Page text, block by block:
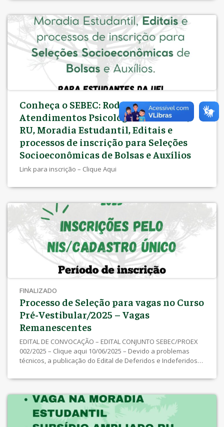
Edital de inscrições Deferidas e Indeferidas pelo NIS
Inscrições pelo NIS – 10/11/2025 a 11/12/2025 EDITAL
CONJUNTO SEBEC/PROEX Nº 003/2025 – Clique aqui Anexo I –
Lista de Documentos Anexo II – Declaração Anexo III –
Declaração de Situação Social
Conheça o SEBEC: Rodas e Grupos,
Atendimentos Psicológicos e Sociais,
RU, Moradia Estudantil, Editais e
processos de inscrição para Seleções
Socioeconômicas de Bolsas e Auxílios
Link para inscrição – Clique Aqui
FINALIZADO
Processo de Seleção para vagas no Curso
Pré-Vestibular/2025 – Vagas
Remanescentes
EDITAL DE CONVOCAÇÃO – EDITAL CONJUNTO SEBEC/PROEX
002/2025 – Clique aqui 10/06/2025 – Devido a problemas
técnicos, a publicação do Edital de Deferidos e Indeferidos
02/06/2025 a 09/06/2025 – Inscrições (somente pelo NIS)